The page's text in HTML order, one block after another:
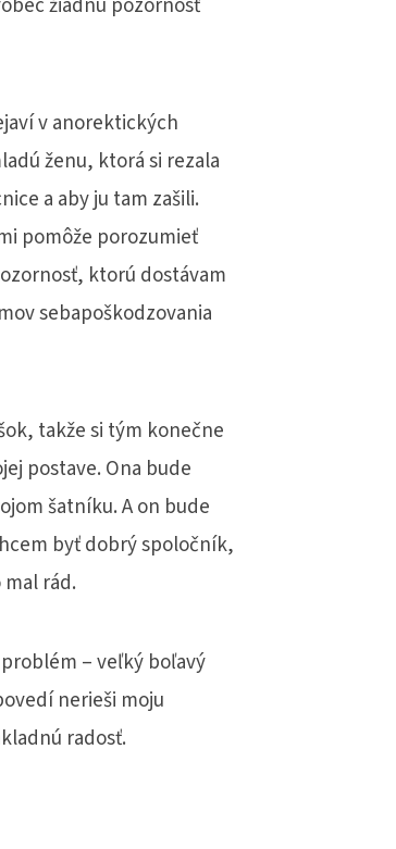
v anorektických
ženu, ktorá si rezala
a aby ju tam zašili.
pomôže porozumieť
ktorú dostávam
sebapoškodzovania
takže si tým konečne
postave. Ona bude
šatníku. A on bude
byť dobrý spoločník,
rád.
– veľký boľavý
nerieši moju
radosť.